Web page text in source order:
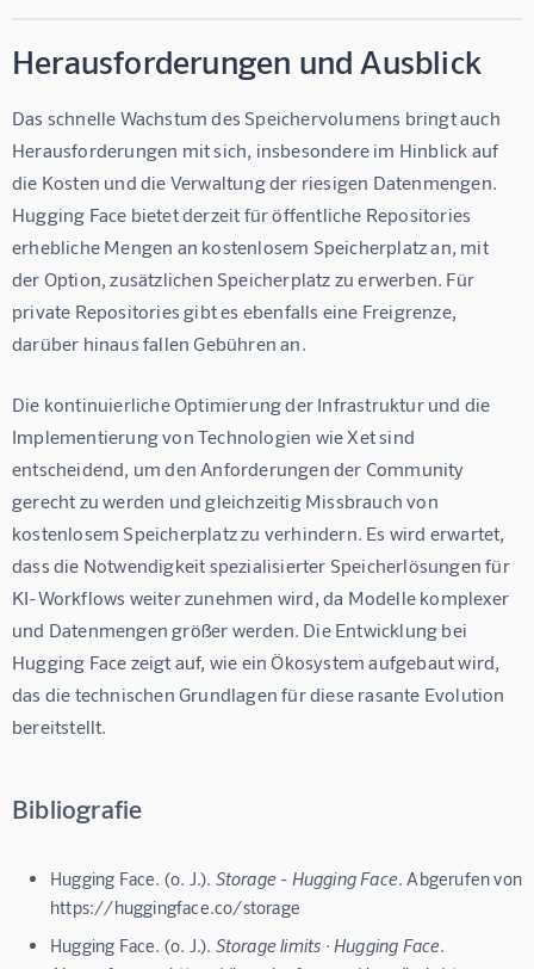
Herausforderungen und Ausblick
Das schnelle Wachstum des Speichervolumens bringt auch
Herausforderungen mit sich, insbesondere im Hinblick auf
die Kosten und die Verwaltung der riesigen Datenmengen.
Hugging Face bietet derzeit für öffentliche Repositories
erhebliche Mengen an kostenlosem Speicherplatz an, mit
der Option, zusätzlichen Speicherplatz zu erwerben. Für
private Repositories gibt es ebenfalls eine Freigrenze,
darüber hinaus fallen Gebühren an.
Die kontinuierliche Optimierung der Infrastruktur und die
Implementierung von Technologien wie Xet sind
entscheidend, um den Anforderungen der Community
gerecht zu werden und gleichzeitig Missbrauch von
kostenlosem Speicherplatz zu verhindern. Es wird erwartet,
dass die Notwendigkeit spezialisierter Speicherlösungen für
KI-Workflows weiter zunehmen wird, da Modelle komplexer
und Datenmengen größer werden. Die Entwicklung bei
Hugging Face zeigt auf, wie ein Ökosystem aufgebaut wird,
das die technischen Grundlagen für diese rasante Evolution
bereitstellt.
Bibliografie
Hugging Face. (o. J.). Storage - Hugging Face. Abgerufen von
https://huggingface.co/storage
Hugging Face. (o. J.). Storage limits · Hugging Face.